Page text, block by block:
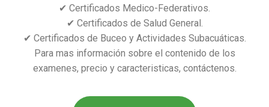
✔ Certificados Medico-Federativos.
✔ Certificados de Salud General.
✔ Certificados de Buceo y Actividades Subacuáticas.
Para mas información sobre el contenido de los
examenes, precio y caracteristicas, contáctenos.